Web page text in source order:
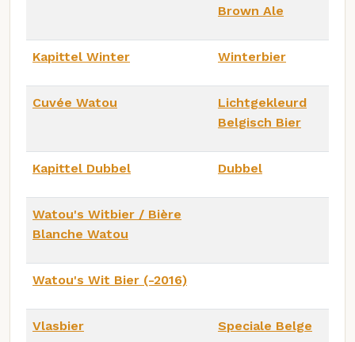
Brown Ale
Kapittel Winter Winterbier
Cuvée Watou
Lichtgekleurd
Belgisch Bier
Kapittel Dubbel Dubbel
Watou's Witbier / Bière
Blanche Watou
Watou's Wit Bier (-2016)
Vlasbier Speciale Belge